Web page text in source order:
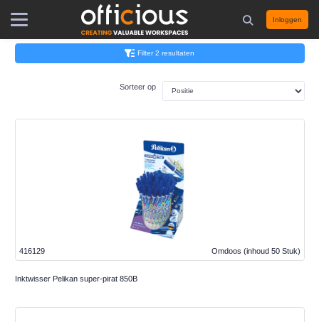
Inloggen
Filter 2 resultaten
Sorteer op
Omdoos (inhoud 50 Stuk)
416129
Inktwisser Pelikan super-pirat 850B